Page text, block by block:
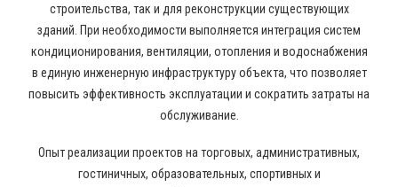
строительства, так и для реконструкции существующих
зданий. При необходимости выполняется интеграция систем
кондиционирования, вентиляции, отопления и водоснабжения
в единую инженерную инфраструктуру объекта, что позволяет
повысить эффективность эксплуатации и сократить затраты на
обслуживание.
Опыт реализации проектов на торговых, административных,
гостиничных, образовательных, спортивных и